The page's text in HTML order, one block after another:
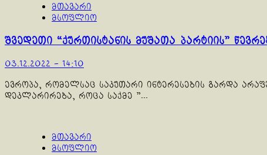
მთავარი
მსოფლიო
შვედეთი “ქურთისტანის მუშათა პარტიის”
03.12.2022 - 14:10
ევროპა, რომელსაც საკუთარი ინტერესების გარდა
დეკლარირება, როცა საქმე "...
მთავარი
მსოფლიო